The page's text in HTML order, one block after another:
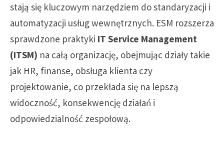
stają się kluczowym narzędziem do standaryzacji i
automatyzacji usług wewnętrznych. ESM rozszerza
sprawdzone praktyki IT Service Management
(ITSM) na całą organizację, obejmując działy takie
jak HR, finanse, obsługa klienta czy
projektowanie, co przekłada się na lepszą
widoczność, konsekwencję działań i
odpowiedzialność zespołową.